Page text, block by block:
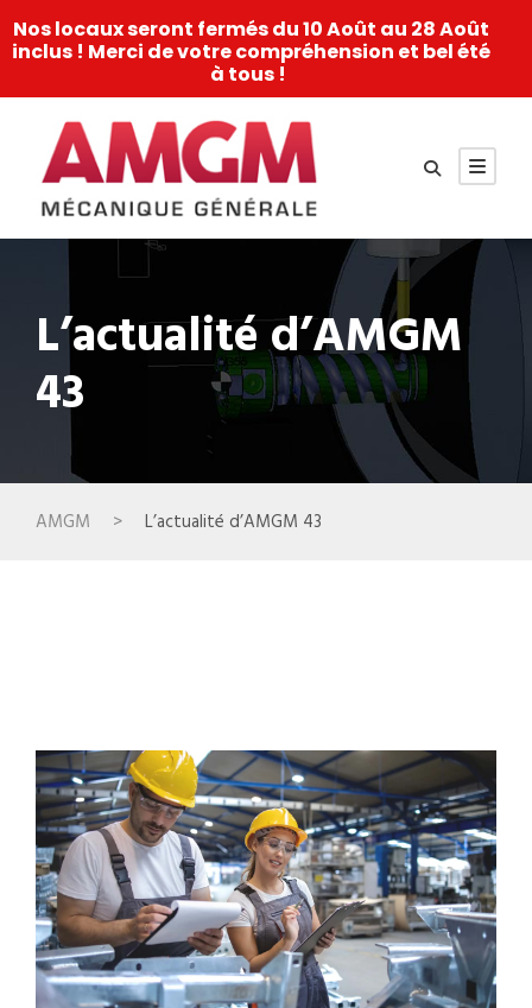
L’actualité d’AMGM
43
AMGM > L’actualité d’AMGM 43
Nos locaux seront fermés du 10 Août au 28 Août
inclus ! Merci de votre compréhension et bel été
à tous !